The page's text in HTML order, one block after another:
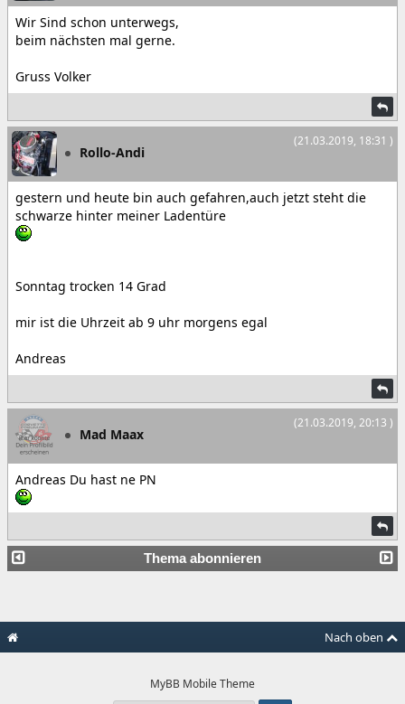
Wir Sind schon unterwegs,
beim nächsten mal gerne.
Gruss Volker
(21.03.2019, 18:31 )
Rollo-Andi
gestern und heute bin auch gefahren,auch jetzt steht die
schwarze hinter meiner Ladentüre
Sonntag trocken 14 Grad
mir ist die Uhrzeit ab 9 uhr morgens egal
Andreas
(21.03.2019, 20:13 )
Mad Maax
Andreas Du hast ne PN
Thema abonnieren
Nach oben
MyBB Mobile Theme